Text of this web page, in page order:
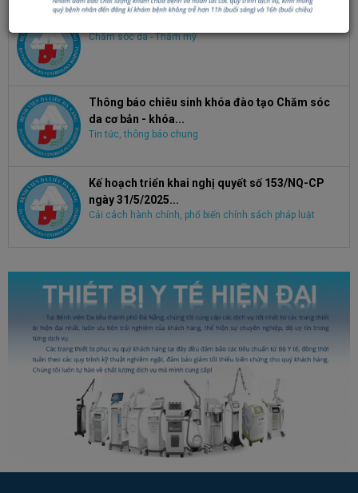
Chăm sóc da - Thẩm mỹ
Thông báo chiêu sinh khóa đào tạo Chăm sóc
da cơ bản - khóa...
Tin tức, thông báo chung
Kế hoạch triển khai nghị quyết số 153/NQ-CP
ngày 31/5/2025...
Cải cách hành chính, phổ biến chính sách pháp luật